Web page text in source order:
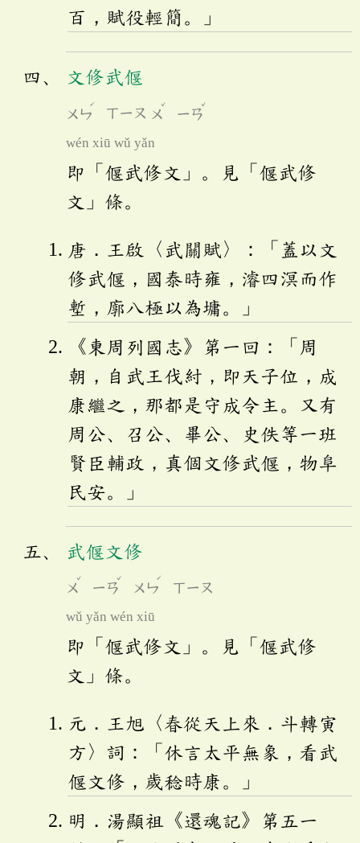
百，賦役輕簡。」
文修武偃
ㄨㄣ
ˊ
ㄒㄧㄡ ㄨ
ˇ
ㄧㄢ
ˇ
wén xiū wǔ yǎn
即「偃武修文」。見「偃武修
文」條。
唐．王啟〈武關賦〉：「蓋以文
修武偃，國泰時雍，濬四溟而作
塹，廓八極以為墉。」
《東周列國志》第一回：「周
朝，自武王伐紂，即天子位，成
康繼之，那都是守成令主。又有
周公、召公、畢公、史佚等一班
賢臣輔政，真個文修武偃，物阜
民安。」
武偃文修
ㄨ
ˇ
ㄧㄢ
ˇ
ㄨㄣ
ˊ
ㄒㄧㄡ
wǔ yǎn wén xiū
即「偃武修文」。見「偃武修
文」條。
元．王旭〈春從天上來．斗轉寅
方〉詞：「休言太平無象，看武
偃文修，歲稔時康。」
明．湯顯祖《還魂記》第五一